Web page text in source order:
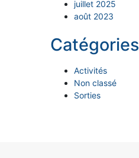
juillet 2025
août 2023
Catégories
Activités
Non classé
Sorties